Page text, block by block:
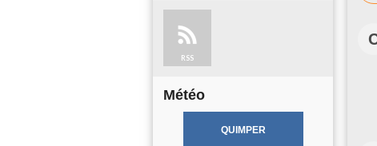
RSS
Météo